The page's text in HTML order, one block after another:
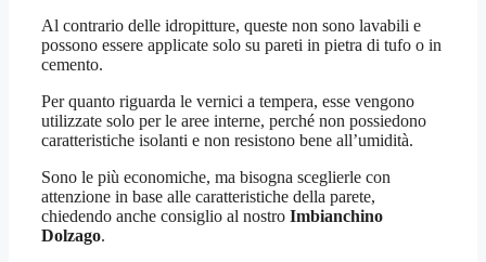
Al contrario delle idropitture, queste non sono lavabili e
possono essere applicate solo su pareti in pietra di tufo o in
cemento.
Per quanto riguarda le vernici a tempera, esse vengono
utilizzate solo per le aree interne, perché non possiedono
caratteristiche isolanti e non resistono bene all’umidità.
Sono le più economiche, ma bisogna sceglierle con
attenzione in base alle caratteristiche della parete,
chiedendo anche consiglio al nostro Imbianchino
Dolzago.